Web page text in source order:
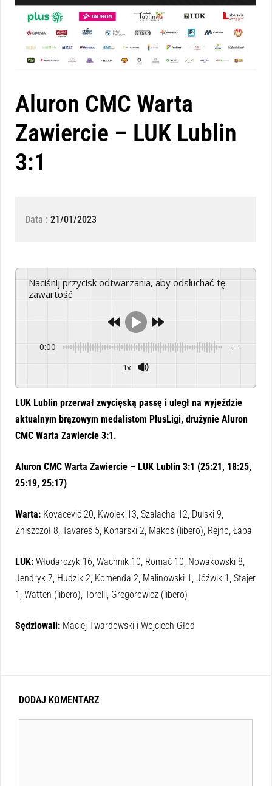
Aluron CMC Warta
Zawiercie – LUK Lublin
3:1
Data : 21/01/2023
Naciśnij przycisk odtwarzania, aby odsłuchać tę
zawartość
0:00 -:--
1x
LUK Lublin przerwał zwycięską passę i uległ na wyjeździe
aktualnym brązowym medalistom PlusLigi, drużynie Aluron
CMC Warta Zawiercie 3:1.
Aluron CMC Warta Zawiercie – LUK Lublin 3:1 (25:21, 18:25,
25:19, 25:17)
Warta: Kovacević 20, Kwolek 13, Szalacha 12, Dulski 9,
Zniszczoł 8, Tavares 5, Konarski 2, Makoś (libero), Rejno, Łaba
LUK: Włodarczyk 16, Wachnik 10, Romać 10, Nowakowski 8,
Jendryk 7, Hudzik 2, Komenda 2, Malinowski 1, Jóźwik 1, Stajer
1, Watten (libero), Torelli, Gregorowicz (libero)
Sędziowali: Maciej Twardowski i Wojciech Głód
DODAJ KOMENTARZ